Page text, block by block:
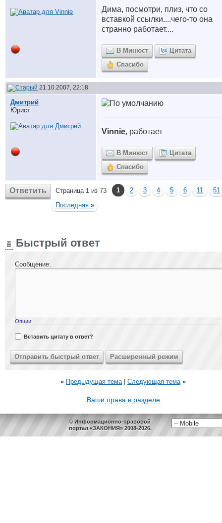
Дима, посмотри, плиз, что со
вставкой ссылки....чего-то она
странно работает....
В Минюст
Цитата
Спасибо
21.10.2007, 22:18
Дмитрий
Юрист
Vinnie, работает
В Минюст
Цитата
Спасибо
Ответить Страница 1 из 73 1 2 3 4 5 6 11
51
Последняя »
Быстрый ответ
Сообщение:
Опции
Вставить цитату в ответ?
« Предыдущая тема| Следующая тема »
Ваши права в разделе
© Информационно-правовой
портал «ЗАКОНИЯ» 2008-2026.